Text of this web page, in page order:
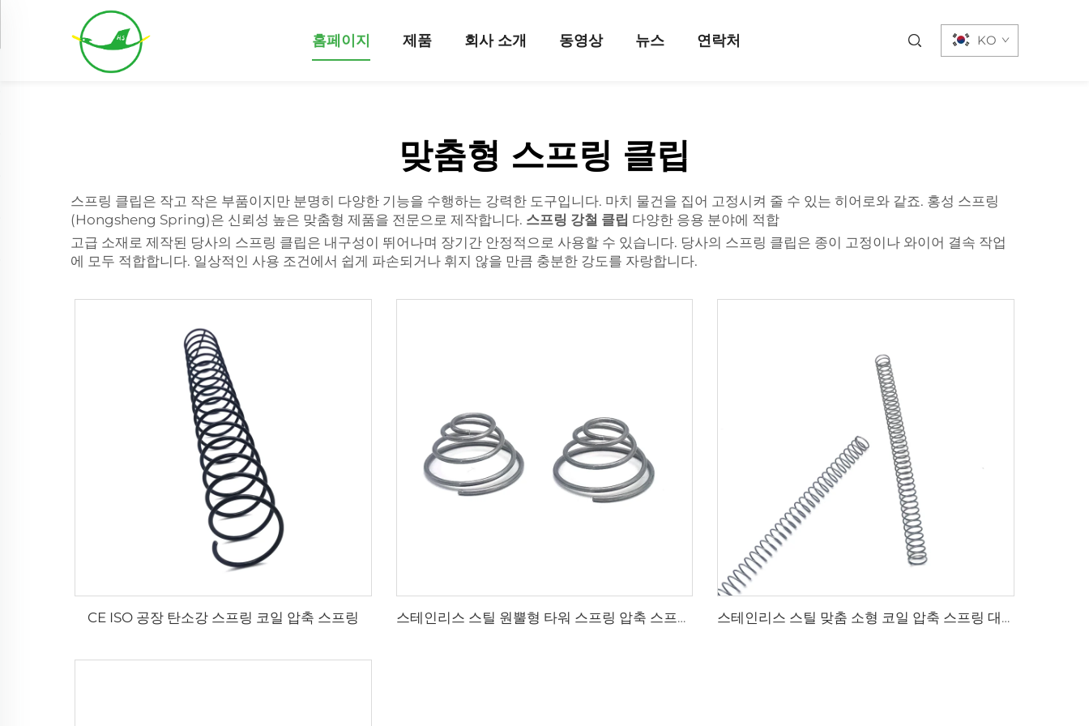
홈페이지 제품 회사 소개 동영상 뉴스 연락처 KO
맞춤형 스프링 클립
스프링 클립은 작고 작은 부품이지만 분명히 다양한 기능을 수행하는 강력한 도구입니다. 마치 물건을 집어 고정시켜 줄 수 있는 히어로와 같죠. 홍성 스프링
(Hongsheng Spring)은 신뢰성 높은 맞춤형 제품을 전문으로 제작합니다. 스프링 강철 클립 다양한 응용 분야에 적합
고급 소재로 제작된 당사의 스프링 클립은 내구성이 뛰어나며 장기간 안정적으로 사용할 수 있습니다. 당사의 스프링 클립은 종이 고정이나 와이어 결속 작업
에 모두 적합합니다. 일상적인 사용 조건에서 쉽게 파손되거나 휘지 않을 만큼 충분한 강도를 자랑합니다.
CE ISO 공장 탄소강 스프링 코일 압축 스프링 스테인리스 스틸 원뿔형 타워 스프링 압축 스프링 대량 판매 스테인리스 스틸 맞춤 소형 코일 압축 스프링 대량 판매